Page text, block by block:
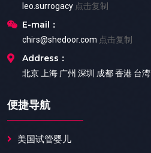
leo.surrogacy 点击复制
E-mail：
chirs@shedoor.com 点击复制
Address：
北京 上海 广州 深圳 成都 香港 台湾
便捷导航
美国试管婴儿